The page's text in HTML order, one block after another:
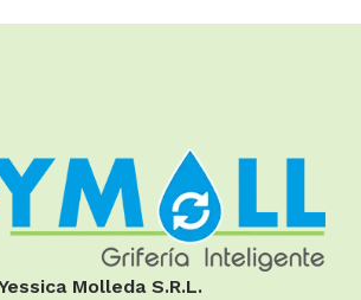
Molleda S.R.L.